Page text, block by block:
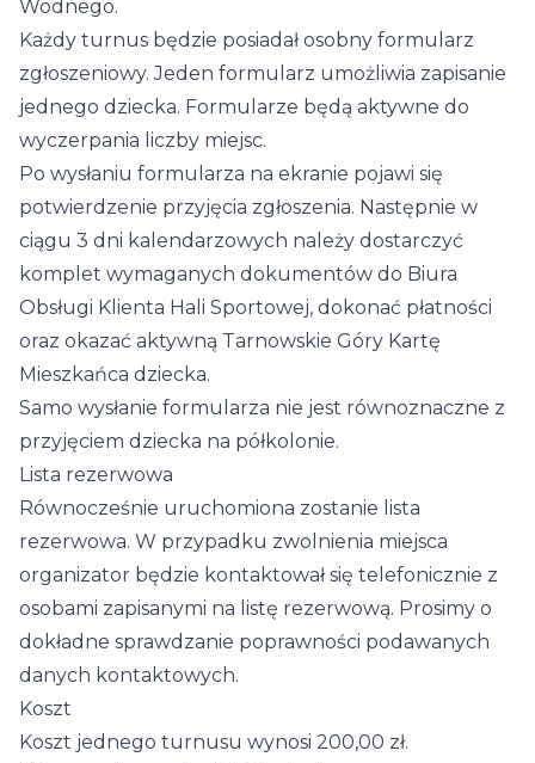
Wodnego.
Każdy turnus będzie posiadał osobny formularz
zgłoszeniowy. Jeden formularz umożliwia zapisanie
jednego dziecka. Formularze będą aktywne do
wyczerpania liczby miejsc.
Po wysłaniu formularza na ekranie pojawi się
potwierdzenie przyjęcia zgłoszenia. Następnie w
ciągu 3 dni kalendarzowych należy dostarczyć
komplet wymaganych dokumentów do Biura
Obsługi Klienta Hali Sportowej, dokonać płatności
oraz okazać aktywną Tarnowskie Góry Kartę
Mieszkańca dziecka.
Samo wysłanie formularza nie jest równoznaczne z
przyjęciem dziecka na półkolonie.
Lista rezerwowa
Równocześnie uruchomiona zostanie lista
rezerwowa. W przypadku zwolnienia miejsca
organizator będzie kontaktował się telefonicznie z
osobami zapisanymi na listę rezerwową. Prosimy o
dokładne sprawdzanie poprawności podawanych
danych kontaktowych.
Koszt
Koszt jednego turnusu wynosi 200,00 zł.